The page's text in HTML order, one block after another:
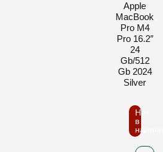
Apple
MacBook
Pro M4
Pro 16.2″
24
Gb/512
Gb 2024
Silver
Нет
в